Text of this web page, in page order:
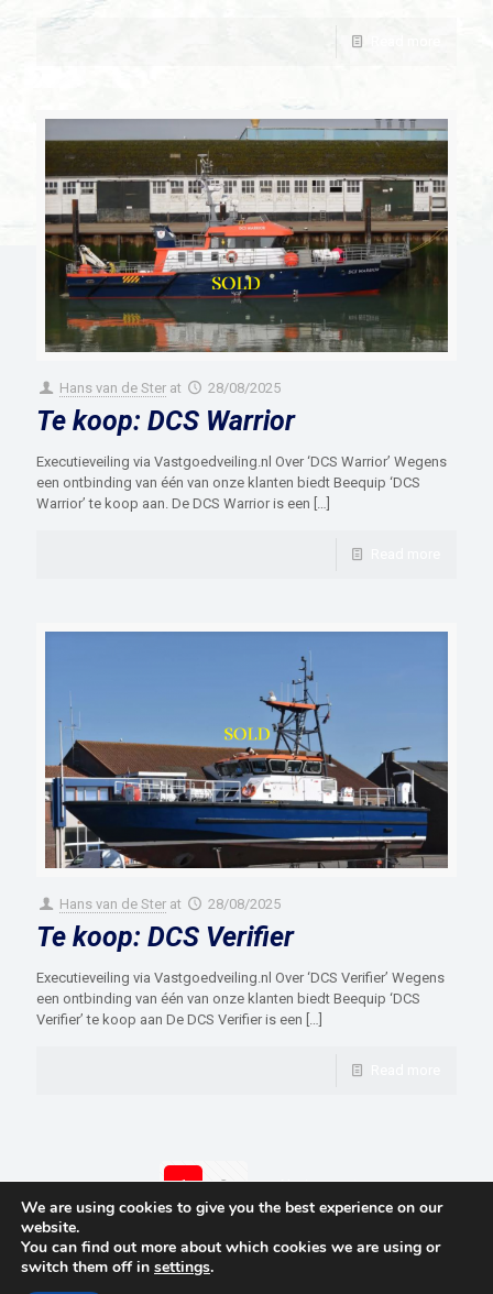
Hans van de Ster at 28/08/2025
Te koop: DCS Warrior
Executieveiling via Vastgoedveiling.nl Over ‘DCS Warrior’ Wegens
een ontbinding van één van onze klanten biedt Beequip ‘DCS
Warrior’ te koop aan. De DCS Warrior is een […]
Hans van de Ster at 28/08/2025
Te koop: DCS Verifier
Executieveiling via Vastgoedveiling.nl Over ‘DCS Verifier’ Wegens
een ontbinding van één van onze klanten biedt Beequip ‘DCS
Verifier’ te koop aan De DCS Verifier is een […]
1 2 Next page
We are using cookies to give you the best experience on our
website.
You can find out more about which cookies we are using or
switch them off in settings.